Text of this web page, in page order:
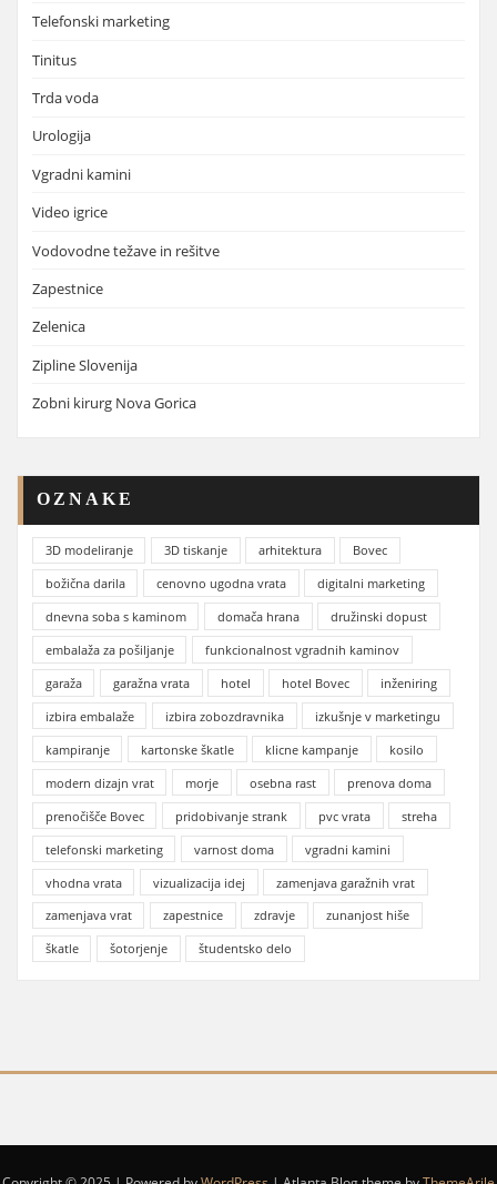
Telefonski marketing
Tinitus
Trda voda
Urologija
Vgradni kamini
Video igrice
Vodovodne težave in rešitve
Zapestnice
Zelenica
Zipline Slovenija
Zobni kirurg Nova Gorica
OZNAKE
3D modeliranje 3D tiskanje arhitektura
Bovec
božična darila
cenovno ugodna vrata
digitalni marketing
dnevna soba s kaminom
domača hrana
družinski dopust
embalaža za pošiljanje
funkcionalnost vgradnih kaminov
garaža
garažna vrata hotel hotel Bovec
inženiring
izbira embalaže
izbira zobozdravnika
izkušnje v marketingu
kampiranje
kartonske škatle klicne kampanje
kosilo
modern dizajn vrat
morje osebna rast
prenova doma
prenočišče Bovec
pridobivanje strank pvc vrata
streha
telefonski marketing
varnost doma
vgradni kamini
vhodna vrata
vizualizacija idej
zamenjava garažnih vrat
zamenjava vrat
zapestnice zdravje
zunanjost hiše
škatle
šotorjenje študentsko delo